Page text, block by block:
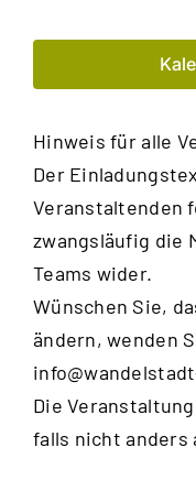
Hinweis für alle
Der
Veranstaltenden
zwangsläufig die
Teams wider.
Wünschen Sie,
ändern, wenden
Die
falls nicht anders